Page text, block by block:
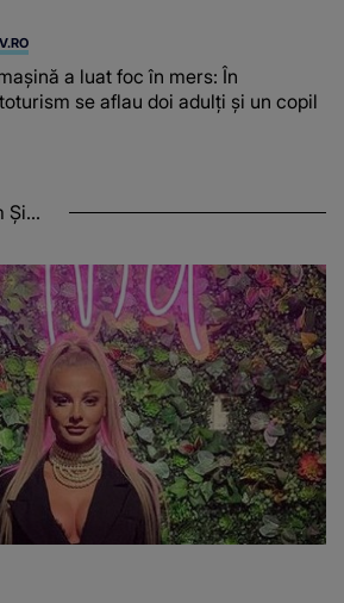
a luat foc în mers: În
se aflau doi adulți și un copil
Și...